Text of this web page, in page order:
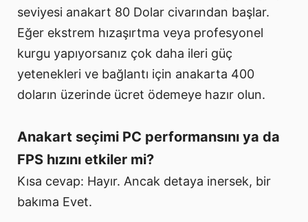
seviyesi anakart 80 Dolar civarından başlar.
Eğer ekstrem hızaşırtma veya profesyonel
kurgu yapıyorsanız çok daha ileri güç
yetenekleri ve bağlantı için anakarta 400
doların üzerinde ücret ödemeye hazır olun.
Anakart seçimi PC performansını ya da
FPS hızını etkiler mi?
Kısa cevap: Hayır. Ancak detaya inersek, bir
bakıma Evet.